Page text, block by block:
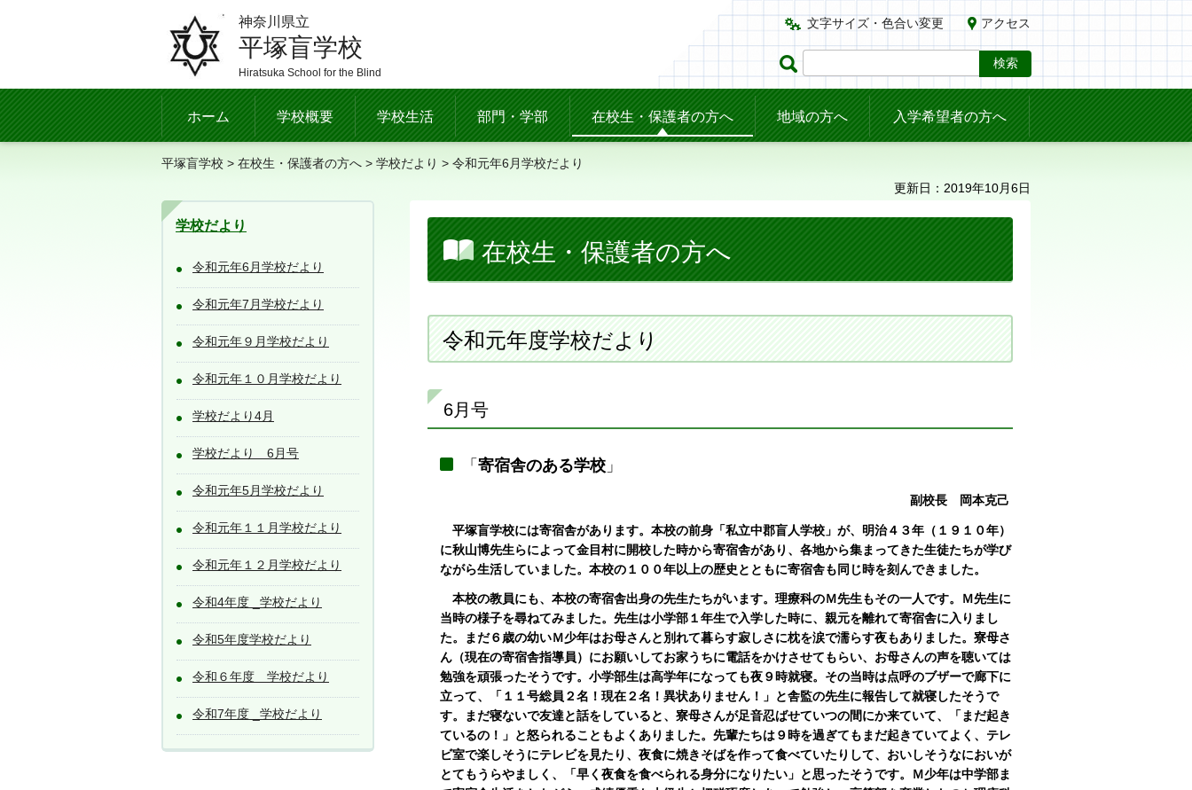
神奈川県立
平塚盲学校
Hiratsuka School for the Blind
文字サイズ・色合い変更 アクセス
ホーム 学校概要 学校生活 部門・学部 在校生・保護者の方へ 地域の方へ 入学希望者の方へ
平塚盲学校 > 在校生・保護者の方へ > 学校だより > 令和元年6月学校だより
更新日：2019年10月6日
学校だより
令和元年6月学校だより
令和元年7月学校だより
令和元年９月学校だより
令和元年１０月学校だより
学校だより4月
学校だより 6月号
令和元年5月学校だより
令和元年１１月学校だより
令和元年１２月学校だより
令和4年度 _学校だより
令和5年度学校だより
令和６年度 学校だより
令和7年度 _学校だより
在校生・保護者の方へ
令和元年度学校だより
6月号
「 寄宿舎のある学校 」
副校長 岡本克己
平塚盲学校には寄宿舎があります。本校の前身「私立中郡盲人学校」が、明治４３年（１９１０年）
に秋山博先生らによって金目村に開校した時から寄宿舎があり、各地から集まってきた生徒たちが学び
ながら生活していました。本校の１００年以上の歴史とともに寄宿舎も同じ時を刻んできました。
本校の教員にも、本校の寄宿舎出身の先生たちがいます。理療科のＭ先生もその一人です。Ｍ先生に
当時の様子を尋ねてみました。先生は小学部１年生で入学した時に、親元を離れて寄宿舎に入りまし
た。まだ６歳の幼いＭ少年はお母さんと別れて暮らす寂しさに枕を涙で濡らす夜もありました。寮母さ
ん（現在の寄宿舎指導員）にお願いしてお家うちに電話をかけさせてもらい、お母さんの声を聴いては
勉強を頑張ったそうです。小学部生は高学年になっても夜９時就寝。その当時は点呼のブザーで廊下に
立って、「１１号総員２名！現在２名！異状ありません！」と舎監の先生に報告して就寝したそうで
す。まだ寝ないで友達と話をしていると、寮母さんが足音忍ばせていつの間にか来ていて、「まだ起き
ているの！」と怒られることもよくありました。先輩たちは９時を過ぎてもまだ起きていてよく、テレ
ビ室で楽しそうにテレビを見たり、夜食に焼きそばを作って食べていたりして、おいしそうなにおいが
とてもうらやましく、「早く夜食を食べられる身分になりたい」と思ったそうです。Ｍ少年は中学部ま